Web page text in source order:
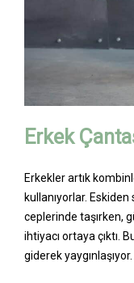
Erkek
Erkekler artık
kullanıyorlar. Eskiden
ceplerinde taşırken,
ihtiyacı ortaya çıktı.
giderek yaygınlaşıyor.